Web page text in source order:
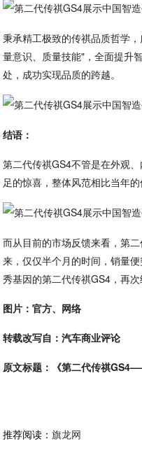
秉承精工极致的传祺品质哲学
量意识、质量技能"，全面提升
处，成功实现品质的跨越。
结语：
第二代传祺GS4不管是在外观
足的惊喜，整体风范相比当年的
而从目前的市场反馈来看，第
来，仅仅半个月的时间，销量
秀基因的第二代传祺GS4，再
图片：官方、网络
转载改写自：汽车商业评论
原文标题：《第二代传祺
推荐阅读：旗龙网